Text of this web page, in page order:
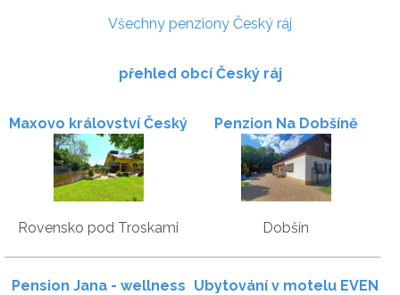
Všechny penziony Český ráj
přehled obcí Český ráj
Maxovo království Český
ráj
Rovensko pod Troskami
Penzion Na Dobšíně
Dobšín
Pension Jana - wellness Ubytování v motelu EVEN